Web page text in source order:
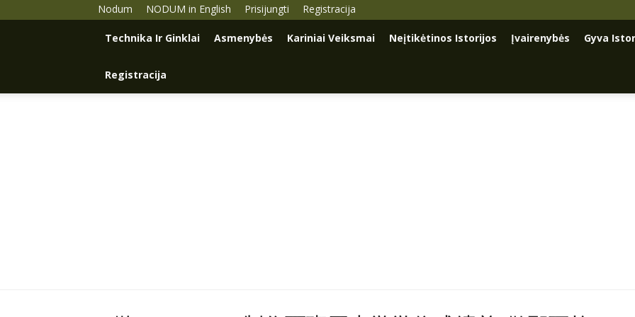
Nodum NODUM in English Prisijungti Registracija
Technika Ir Ginklai Asmenybės Kariniai Veiksmai Neįtikėtinos Istorijos Įvairenybės Gyva
Registracija